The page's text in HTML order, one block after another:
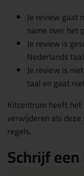
Je review gaat
name over het
Je review is
Nederlands
Je review is
taal en gaat
Kitcentrum heeft
verwijderen als
regels.
Schrijf